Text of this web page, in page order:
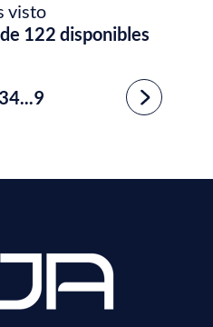
visto
122 disponibles
34...9